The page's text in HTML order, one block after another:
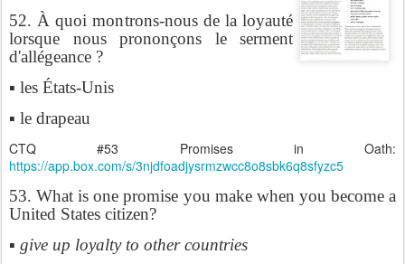
52. À quoi montrons-nous de la loyauté
lorsque nous prononçons le serment
d'allégeance ?
▪ les États-Unis
▪ le drapeau
CTQ #53 Promises in Oath:
https://app.box.com/s/3njdfoadjysrmzwcc8o8sbk6q8sfyzc5
53. What is one promise you make when you become a
United States citizen?
▪ give up loyalty to other countries